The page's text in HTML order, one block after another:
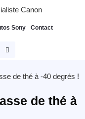
Canon
Sony Contact
de thé à -40 degrés !
de thé à